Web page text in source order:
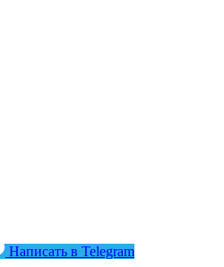
Написать в Telegram